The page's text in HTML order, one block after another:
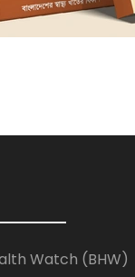
Watch (BHW)